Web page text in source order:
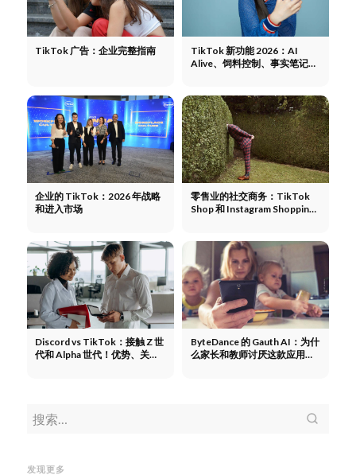
TikTok 广告：企业完整指南
TikTok 新功能 2026：AI
Alive、饲料控制、事实笔记、
企业的 TikTok：2026 年战略
和进入市场
零售业的社交商务：TikTok
Shop 和 Instagram Shopping
Discord vs TikTok：接触 Z 世
代和 Alpha 世代！优势、关键
ByteDance 的 Gauth AI：为什
么家长和教师讨厌这款应用程
发现更多
TikTok